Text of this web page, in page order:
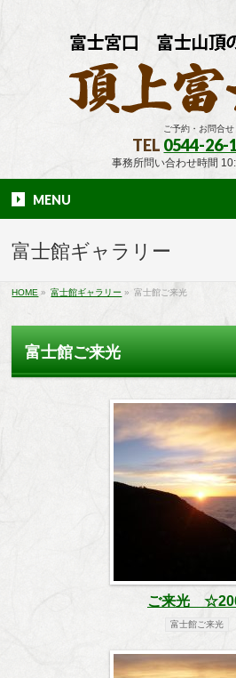
ご予約・お問合せ
TEL 0544-26-
事務所問い合わせ時間
MENU
富士館ギャラリー
HOME » 富士館ギャラリー » 富士館ご来光
富士館ご来光
ご来光
富士館ご来光